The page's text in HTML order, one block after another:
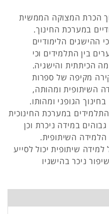
הכרת המצוקה הממשית
במערכת החינוך.
ההישגים הלימודיים
בין התלמידים וכי
הכיתתית והישגיה.
מקיפה של ספרות
השיתופית ומהותה,
הגופני ומהותו.
במערכת החינוכית
במידה ניכרת וכן
הלמידה השיתופית.
שיתופית יכול לסייע
ניכר בהישגיו